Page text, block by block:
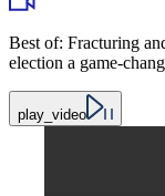
Best of: Fracturing
election a game-
play_video